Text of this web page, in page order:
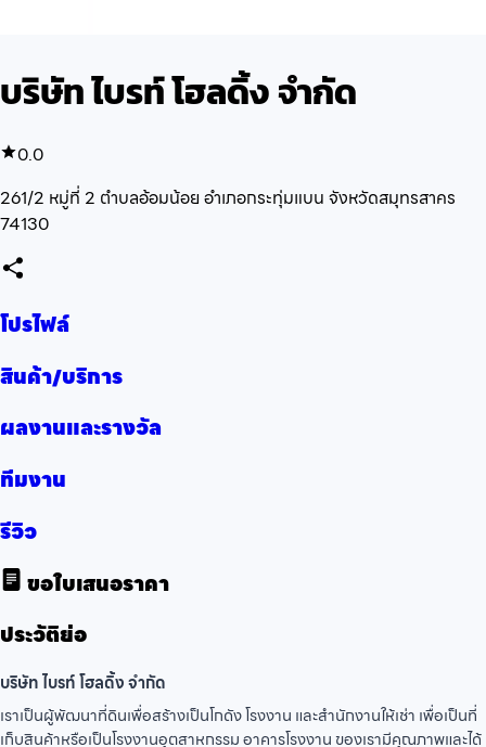
บริษัท ไบรท์ โฮลดิ้ง จำกัด
0.0
261/2 หมู่ที่ 2 ตำบลอ้อมน้อย อำเภอกระทุ่มแบน จังหวัดสมุทรสาคร
74130
โปรไฟล์
สินค้า/บริการ
ผลงานและรางวัล
ทีมงาน
รีวิว
ขอใบเสนอราคา
ประวัติย่อ
บริษัท ไบรท์ โฮลดิ้ง จำกัด
เราเป็นผู้พัฒนาที่ดินเพื่อสร้างเป็นโกดัง โรงงาน และสำนักงานให้เช่า เพื่อเป็นที่
เก็บสินค้าหรือเป็นโรงงานอุตสาหกรรม อาคารโรงงาน ของเรามีคุณภาพและได้